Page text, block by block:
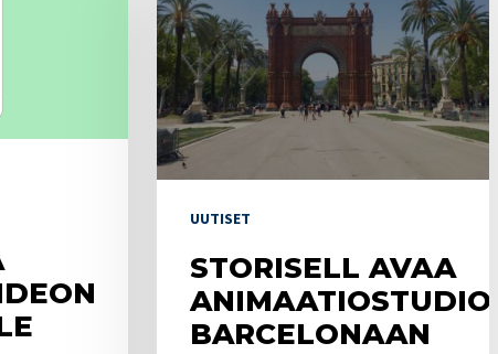
animaatiostudion
Barcelonaan
UUTISET
STORISELL AVAA
ANIMAATIOSTUDION
BARCELONAAN